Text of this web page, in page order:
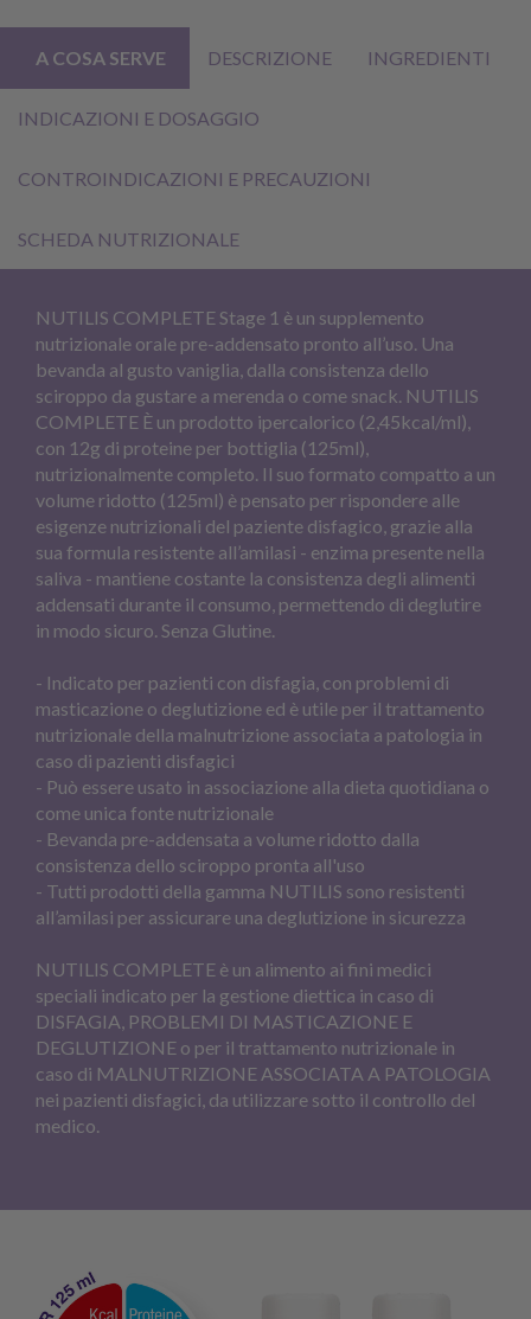
A COSA SERVE DESCRIZIONE INGREDIENTI
INDICAZIONI E DOSAGGIO
CONTROINDICAZIONI E PRECAUZIONI
SCHEDA NUTRIZIONALE
NUTILIS COMPLETE Stage 1 è un supplemento
nutrizionale orale pre-addensato pronto all’uso. Una
bevanda al gusto vaniglia, dalla consistenza dello
sciroppo da gustare a merenda o come snack. NUTILIS
COMPLETE È un prodotto ipercalorico (2,45kcal/ml),
con 12g di proteine per bottiglia (125ml),
nutrizionalmente completo. Il suo formato compatto a un
volume ridotto (125ml) è pensato per rispondere alle
esigenze nutrizionali del paziente disfagico, grazie alla
sua formula resistente all’amilasi - enzima presente nella
saliva - mantiene costante la consistenza degli alimenti
addensati durante il consumo, permettendo di deglutire
in modo sicuro. Senza Glutine.
- Indicato per pazienti con disfagia, con problemi di
masticazione o deglutizione ed è utile per il trattamento
nutrizionale della malnutrizione associata a patologia in
caso di pazienti disfagici
- Può essere usato in associazione alla dieta quotidiana o
come unica fonte nutrizionale
- Bevanda pre-addensata a volume ridotto dalla
consistenza dello sciroppo pronta all'uso
- Tutti prodotti della gamma NUTILIS sono resistenti
all’amilasi per assicurare una deglutizione in sicurezza
NUTILIS COMPLETE è un alimento ai fini medici
speciali indicato per la gestione diettica in caso di
DISFAGIA, PROBLEMI DI MASTICAZIONE E
DEGLUTIZIONE o per il trattamento nutrizionale in
caso di MALNUTRIZIONE ASSOCIATA A PATOLOGIA
nei pazienti disfagici, da utilizzare sotto il controllo del
medico.